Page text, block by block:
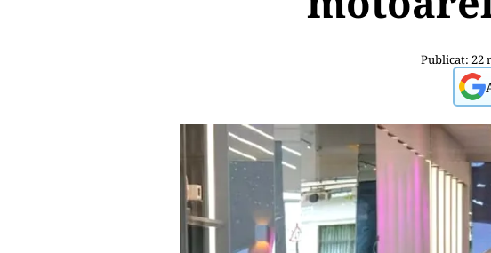
Publicat: 22